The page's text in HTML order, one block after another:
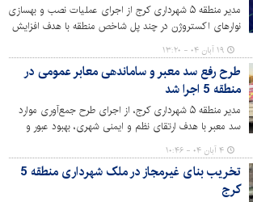
مدیر منطقه ۵ شهرداری کرج از اجرای عملیات نصب و بهسازی
نوارهای اکستروژن در چند پل شاخص منطقه با هدف افزایش
ایمنی ترافیکی خبر داد.
۱۹ آبان ۰۴ - ۱۳:۲۰
طرح رفع سد معبر و ساماندهی معابر عمومی در
منطقه 5 اجرا شد
مدیر منطقه ۵ شهرداری کرج، از اجرای طرح جمع‌آوری موارد
سد معبر با هدف ارتقای نظم و ایمنی شهری، بهبود عبور و
مرور شهروندان و حفظ حقوق عمومی خبر داد.
۴ آبان ۰۴ - ۱۰:۴۶
تخریب بنای غیرمجاز در ملک شهرداری منطقه 5
کرج